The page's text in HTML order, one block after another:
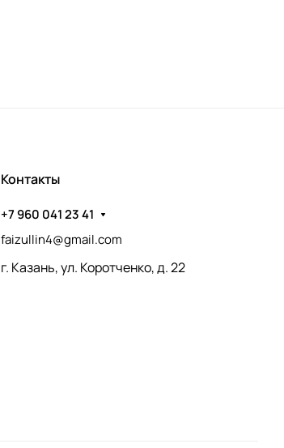
Контакты
+7 960 041 23 41
faizullin4@gmail.com
г. Казань, ул. Коротченко, д. 22